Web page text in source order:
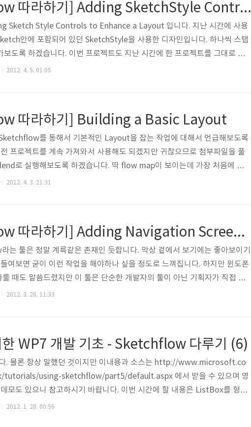
[SketchFlow 따라하기] Adding SketchStyle Controls to Enhance a SketchFlow Layout
Sketch Style Controls to Enhance a Layout 입니다. 지난 시간에 사용
안에 포함되어 있던 SketchStyle을 사용한 디자인입니다. 하나씩 스탭
보도록 하겠습니다. 이번 프로젝트도 지난 시간에 한 프로젝트를 그대로 따
로 실행 할 수 있도록 첨부파일로 올려드립니다. 그걸 푸셔서 Expression
2012. 4. 5. 01:05
따라하기] Building a Basic Layout
를 통해서 기본적인 Layout을 잡는 작업에 대해서 언급해보도록
프로젝트를 계속 가져와서 사용해도 되겠지만 귀찮으므로 첨부파일을 풀
로 실행해보도록 하겠습니다. 딱 flow map이 보이는데 가장 처음에 있는
면 참 횡합니다. 그래서 여기를 채워주도록 하겠습니다. 이 프로젝트 자체
2012. 4. 3. 21:31
[SketchFlow 따라하기] Adding Navigation Screens in SketchFlow
는 툴은 정말 계륵같은 존재인 듯합니다. 막상 겉에서 보기에는 좋아보이기
여보면 굳이 이런 작업을 해야하나 싶을 정도로 느껴집니다. 하지만 윈도폰
때도 말씀드렸지만 이 툴은 단순한 개발자의 툴이 아닌 기획자가 직접 그
만들 수 있기 때문에 그런 용도에서는 가장 최적화된 툴이 아닐까 싶네요.
2012. 3. 28. 11:33
한 WP7 개발 기초 - Sketchflow 다루기 (6)
. 물론 항상 말했던 것이지만 이내용과 소스는 http://www.microsoft.co
using-sketchflow/part5/default.aspx 에서 받을 수 있으며 영
모도 있으니 참고하시기 바랍니다. 이번 시간에 할 내용은 ListBox를 형성
이션과 트리거를 설계하는 겁니다. 말은 어렵게 했지만 실제 원문에서도 볼
2012. 1. 28. 00:56